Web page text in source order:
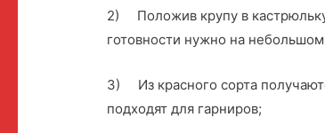
2) Положив крупу в
готовности нужно на
3) Из красного сорта
подходят для гарниров;